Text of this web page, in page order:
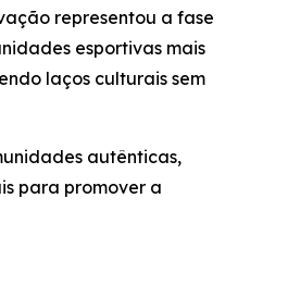
representou a fase
esportivas mais
laços culturais sem
autênticas,
para promover a